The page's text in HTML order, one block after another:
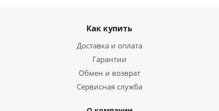
Как купить
Доставка и оплата
Гарантии
Обмен и возврат
Сервисная служба